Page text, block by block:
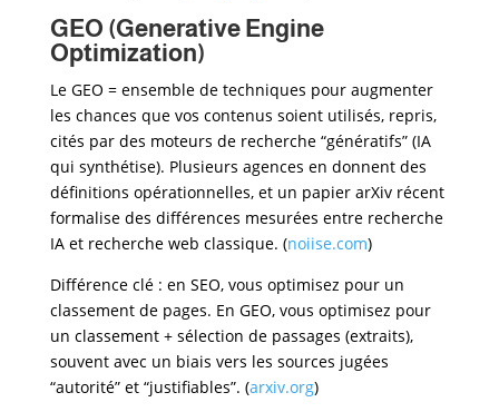
GEO (Generative Engine
Optimization)
Le GEO = ensemble de techniques pour augmenter
les chances que vos contenus soient utilisés, repris,
cités par des moteurs de recherche “génératifs” (IA
qui synthétise). Plusieurs agences en donnent des
définitions opérationnelles, et un papier arXiv récent
formalise des différences mesurées entre recherche
IA et recherche web classique. (noiise.com)
Différence clé : en SEO, vous optimisez pour un
classement de pages. En GEO, vous optimisez pour
un classement + sélection de passages (extraits),
souvent avec un biais vers les sources jugées
“autorité” et “justifiables”. (arxiv.org)